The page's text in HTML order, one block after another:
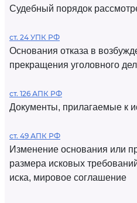
Судебный порядок
ст. 24 УПК РФ
Основания отказа в
прекращения уголовного
ст. 126 АПК РФ
Документы, прилагаемые к
ст. 49 АПК РФ
Изменение основания или
размера исковых
иска, мировое соглашение